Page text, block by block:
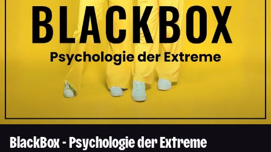
BlackBox - Psychologie der Extreme